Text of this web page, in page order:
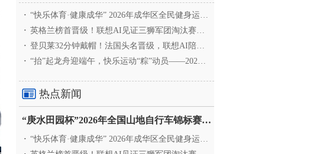
· “快乐体育·健康成华” 2026年成华区全民健身运动会暨
· 英格兰榜首晋级！联想AI见证三狮军团淘汰赛征程
· 登贝莱32分钟戴帽！法国头名晋级，联想AI陪伴世界杯
· “抬”起龙舟迎端午，快乐运动“粽”动员——2026年成华区
热点新闻
“庚水田园杯”2026年全国山地自行车锦标赛暨全国青年
· “快乐体育·健康成华” 2026年成华区全民健身运动会暨